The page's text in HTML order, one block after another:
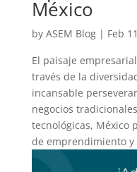
México
by ASEM Blog| Feb
El paisaje
través de la
incansable
negocios
tecnológicas, México
de emprendimiento y